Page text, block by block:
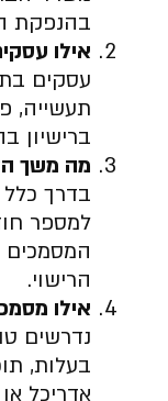
בהנפקת
אילו
עסקים
תעשייה,
ברישיון
מה משך
בדרך
למספר
הרישוי.
אילו
נדרשים
בעלות,
אדריכל